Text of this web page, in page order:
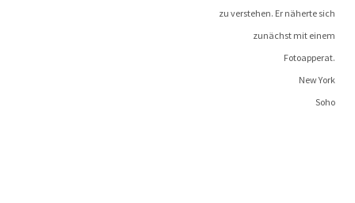
zu ver­ste­hen. Er näher­te sich
zunächst mit einem
Fotoapperat.
New York
Soho